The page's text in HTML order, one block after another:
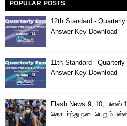
POPULAR POSTS
12th Standard -
Answer Key Download
11th Standard -
Answer Key Download
Flash News 9, 10, பிளஸ்
தொடா்ந்து நடைபெறும்